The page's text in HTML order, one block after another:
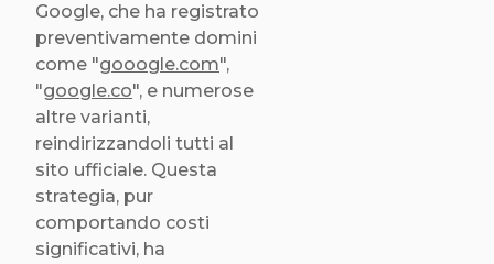
Google, che ha registrato
preventivamente domini
come "gooogle.com",
"google.co", e numerose
altre varianti,
reindirizzandoli tutti al
sito ufficiale. Questa
strategia, pur
comportando costi
significativi, ha